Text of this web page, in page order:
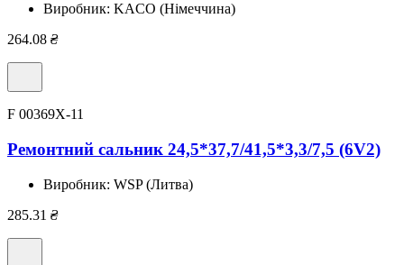
Виробник: KACO (Німеччина)
264.08 ₴
F 00369X-11
Ремонтний сальник 24,5*37,7/41,5*3,3/7,5 (6V2)
Виробник: WSP (Литва)
285.31 ₴